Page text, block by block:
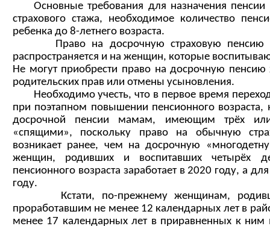
Основные требования для назначения
страхового стажа, необходимое количество
ребенка до 8-летнего возраста.
Право на досрочную страховую пенсию
распространяется и на женщин, которые
Не могут приобрести право на досрочную
родительских прав или отмены усыновления.
Необходимо учесть, что в первое время
при поэтапном повышении пенсионного
досрочной пенсии мамам, имеющим трёх
«спящими», поскольку право на обычную
возникает ранее, чем на досрочную
женщин, родивших и воспитавших четырёх
пенсионного возраста заработает в 2020 году, а
году.
Кстати, по-прежнему женщинам,
проработавшим не менее 12 календарных лет в
менее 17 календарных лет в приравненных к ним